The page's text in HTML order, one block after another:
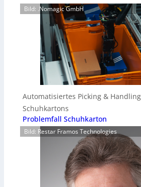
Bild: .Nomagic GmbH
Automatisiertes Picking &
Schuhkartons
Problemfall Schuhkarton
Bild: Restar Framos Technologies